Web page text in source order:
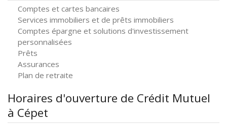
Comptes et cartes bancaires
Services immobiliers et de prêts immobiliers
Comptes épargne et solutions d'investissement
personnalisées
Prêts
Assurances
Plan de retraite
Horaires d'ouverture de Crédit Mutuel
à Cépet